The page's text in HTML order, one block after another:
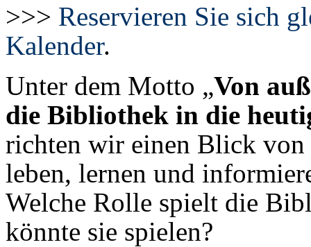
>>> Reservieren Sie sich
Kalender.
Unter dem Motto „Von
die Bibliothek in die
richten wir einen Blick
leben, lernen und
Welche Rolle spielt die
könnte sie spielen?